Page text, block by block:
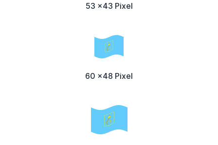
53 x43 Pixel
60 x48 Pixel